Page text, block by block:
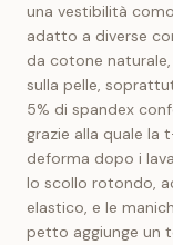
una vestibilità
adatto a diverse
da cotone
sulla pelle,
5% di spandex
grazie alla quale la
deforma dopo i
lo scollo rotondo,
elastico, e le
petto aggiunge un